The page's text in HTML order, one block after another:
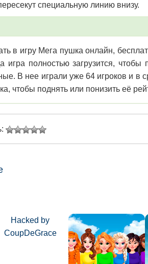
специальную линию внизу.
в игру Мега пушка онлайн,
игра полностью загрузится,
В нее играли уже 64 игроков и в
чтобы поднять или понизить её
Hacked by
CoupDeGrace